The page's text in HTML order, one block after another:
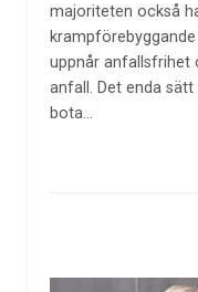
majoriteten också
uppnår anfallsfrihet
anfall. Det enda
bota…